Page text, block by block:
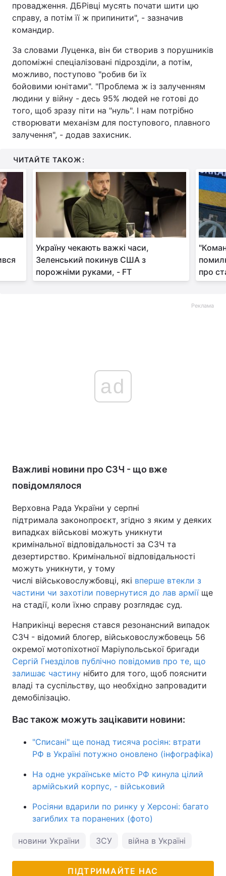
провадження. ДБРівці мусять почати шити цю
справу, а потім її ж припинити", - зазначив
командир.
За словами Луценка, він би створив з порушників
допоміжні спеціалізовані підрозділи, а потім,
можливо, поступово "робив би їх
бойовими юнітами". "Проблема ж із залученням
людини у війну - десь 95% людей не готові до
того, щоб зразу піти на "нуль". І нам потрібно
створювати механізм для поступового, плавного
залучення", - додав захисник.
ЧИТАЙТЕ ТАКОЖ:
Україну чекають важкі часи,
Зеленський покинув США з
порожніми руками, - FT
про
Реклама
ad
Важливі новини про СЗЧ - що вже
повідомлялося
Верховна Рада України у серпні
підтримала законопроєкт, згідно з яким у деяких
випадках військові можуть уникнути
кримінальної відповідальності за СЗЧ та
дезертирство. Кримінальної відповідальності
можуть уникнути, у тому
числі військовослужбовці, які вперше втекли з
частини чи захотіли повернутися до лав арміїще
на стадії, коли їхню справу розглядає суд.
Наприкінці вересня стався резонансний випадок
СЗЧ - відомий блогер, військовослужбовець 56
окремої мотопіхотної Маріупольської бригади
Сергій Гнезділов публічно повідомив про те, що
залишає частину нібито для того, щоб пояснити
владі та суспільству, що необхідно запровадити
демобілізацію.
Вас також можуть зацікавити новини:
"Списані" ще понад тисяча росіян: втрати
РФ в Україні потужно оновлено (інфографіка)
На одне українське місто РФ кинула цілий
армійський корпус, - військовий
Росіяни вдарили по ринку у Херсоні: багато
загиблих та поранених (фото)
новини України ЗСУ війна в Україні
ПІДТРИМАЙТЕ НАС